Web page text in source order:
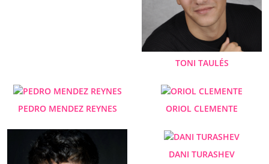
TONI TAULÉS
PEDRO MENDEZ REYNES ORIOL CLEMENTE
DANI TURASHEV